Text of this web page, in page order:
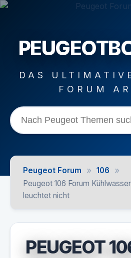
DAS
FORUM
Peugeot Forum » 106 »
Peugeot 106 Forum
leuchtet nicht
PEUGEOT